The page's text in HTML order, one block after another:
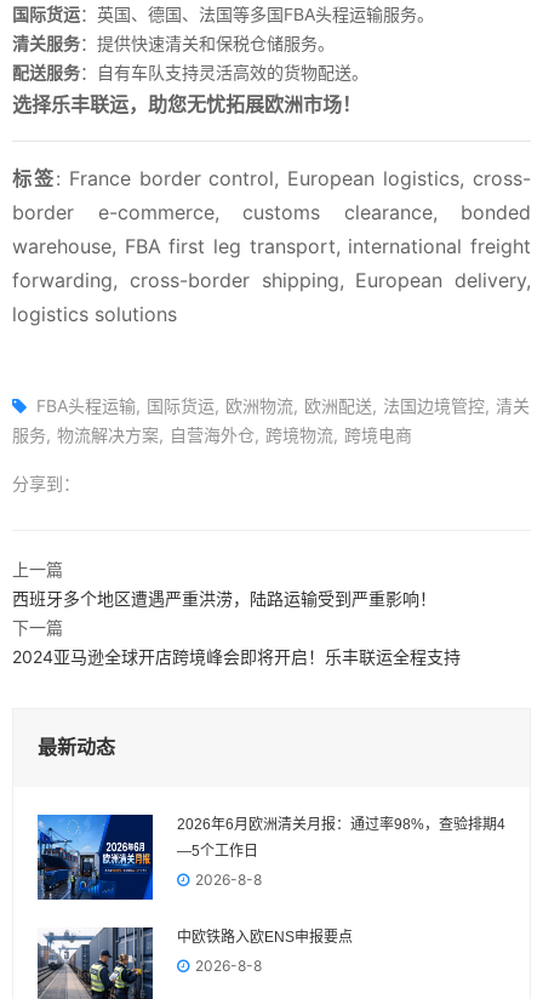
国际货运：英国、德国、法国等多国FBA头程运输服务。
清关服务：提供快速清关和保税仓储服务。
配送服务：自有车队支持灵活高效的货物配送。
选择乐丰联运，助您无忧拓展欧洲市场！
标签: France border control, European logistics, cross-
border e-commerce, customs clearance, bonded
warehouse, FBA first leg transport, international freight
forwarding, cross-border shipping, European delivery,
logistics solutions
FBA头程运输 国际货运 欧洲物流 欧洲配送 法国边境管控 清关
服务 物流解决方案 自营海外仓 跨境物流 跨境电商
分享到：
上一篇
西班牙多个地区遭遇严重洪涝，陆路运输受到严重影响！
下一篇
2024亚马逊全球开店跨境峰会即将开启！乐丰联运全程支持
最新动态
2026年6月欧洲清关月报：通过率98%，查验排期4
—5个工作日
2026-8-8
中欧铁路入欧ENS申报要点
2026-8-8